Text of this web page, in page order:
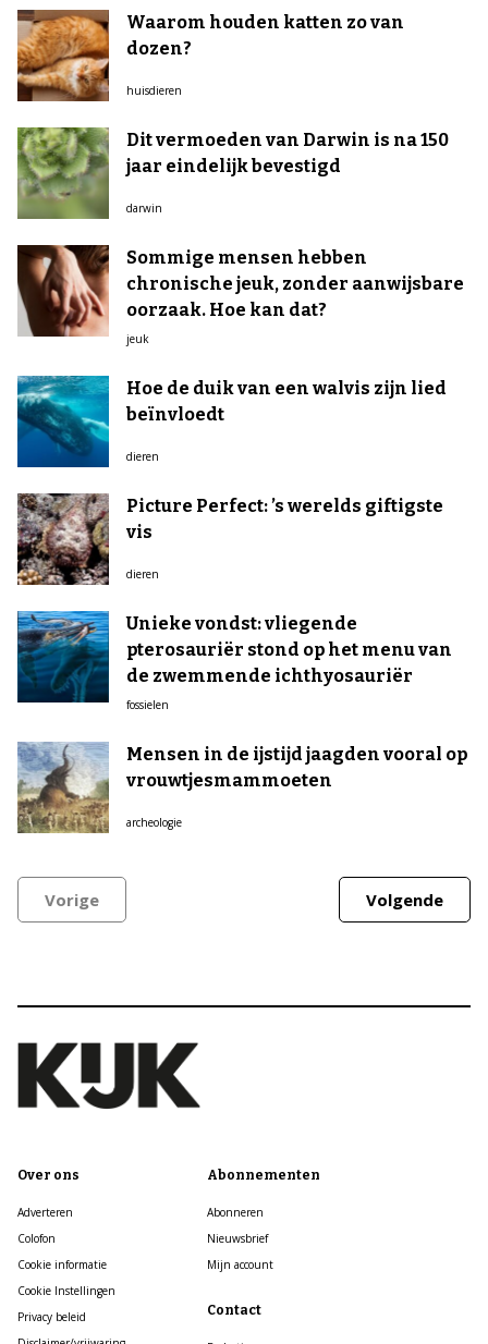
Waarom houden katten zo van
dozen?
huisdieren
Dit vermoeden van Darwin is na 150
jaar eindelijk bevestigd
darwin
Sommige mensen hebben
chronische jeuk, zonder aanwijsbare
oorzaak. Hoe kan dat?
jeuk
Hoe de duik van een walvis zijn lied
beïnvloedt
dieren
Picture Perfect: ’s werelds giftigste
vis
dieren
Unieke vondst: vliegende
pterosauriër stond op het menu van
de zwemmende ichthyosauriër
fossielen
Mensen in de ijstijd jaagden vooral op
vrouwtjesmammoeten
archeologie
Vorige Volgende
Over ons
Adverteren
Colofon
Cookie informatie
Cookie Instellingen
Privacy beleid
Abonnementen
Abonneren
Nieuwsbrief
Mijn account
Contact